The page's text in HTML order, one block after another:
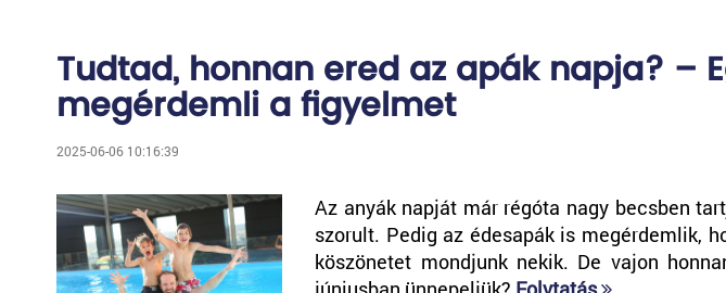
Tudtad, honnan ered az apák napja? –
megérdemli a figyelmet
2025-06-06 10:16:39
Az anyák napját már régóta nagy becsben
szorult. Pedig az édesapák is megérdemlik,
köszönetet mondjunk nekik. De vajon